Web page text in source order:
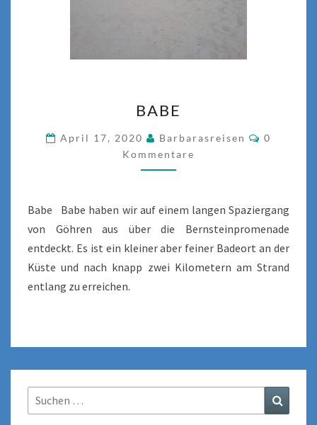
BABE
April 17, 2020 Barbarasreisen
0
Kommentare
Babe Babe haben wir auf einem langen Spaziergang
von Göhren aus über die Bernsteinpromenade
entdeckt. Es ist ein kleiner aber feiner Badeort an der
Küste und nach knapp zwei Kilometern am Strand
entlang zu erreichen.
Suchen
nach: